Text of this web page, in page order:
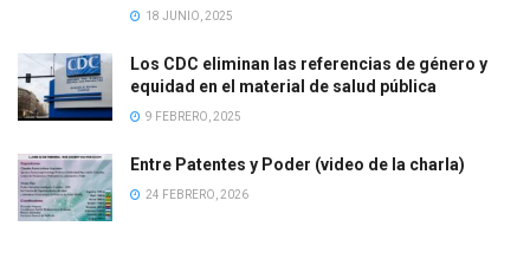
18 JUNIO, 2025
Los CDC eliminan las referencias de género y
equidad en el material de salud pública
9 FEBRERO, 2025
Entre Patentes y Poder (video de la charla)
24 FEBRERO, 2026